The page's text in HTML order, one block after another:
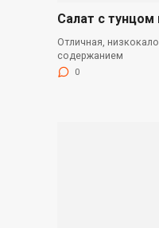
Салат с тунцом
Отличная,
содержанием
0